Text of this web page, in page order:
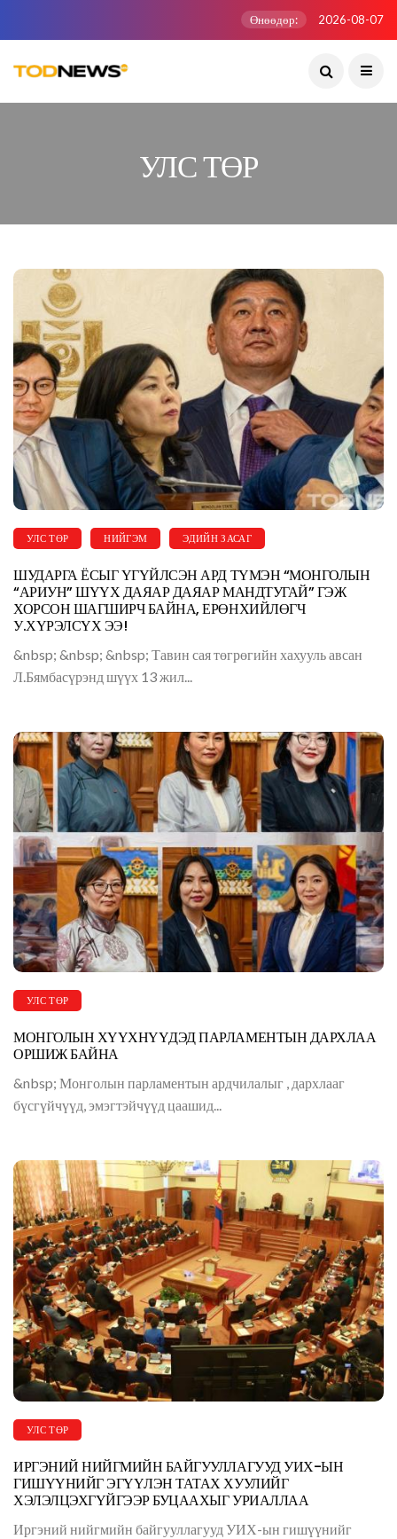
Өнөөдөр: 2026-08-07
УЛС ТӨР
УЛС ТӨР НИЙГЭМ ЭДИЙН ЗАСАГ
ШУДАРГА ЁСЫГ ҮГҮЙЛСЭН АРД ТҮМЭН “МОНГОЛЫН
“АРИУН” ШҮҮХ ДАЯАР ДАЯАР МАНДТУГАЙ” ГЭЖ
ХОРСОН ШАГШИРЧ БАЙНА, ЕРӨНХИЙЛӨГЧ
У.ХҮРЭЛСҮХ ЭЭ!
&nbsp; &nbsp; &nbsp; Тавин сая төгрөгийн хахууль авсан
Л.Бямбасүрэнд шүүх 13 жил...
УЛС ТӨР
МОНГОЛЫН ХҮҮХНҮҮДЭД ПАРЛАМЕНТЫН ДАРХЛАА
ОРШИЖ БАЙНА
&nbsp; Монголын парламентын ардчилалыг , дархлааг
бүсгүйчүүд, эмэгтэйчүүд цаашид...
УЛС ТӨР
ИРГЭНИЙ НИЙГМИЙН БАЙГУУЛЛАГУУД УИХ-ЫН
ГИШҮҮНИЙГ ЭГҮҮЛЭН ТАТАХ ХУУЛИЙГ
ХЭЛЭЛЦЭХГҮЙГЭЭР БУЦААХЫГ УРИАЛЛАА
Иргэний нийгмийн байгууллагууд УИХ-ын гишүүнийг